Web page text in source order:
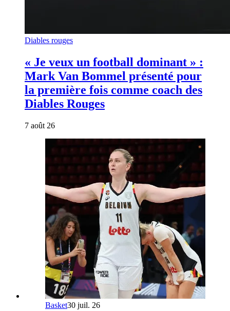
Diables rouges
« Je veux un football dominant » :
Mark Van Bommel présenté pour
la première fois comme coach des
Diables Rouges
7 août 26
Basket30 juil. 26